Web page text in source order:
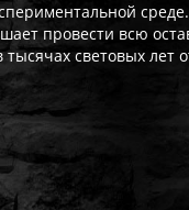
провести всю
световых лет